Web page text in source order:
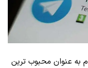
به عنوان محبوب ترین